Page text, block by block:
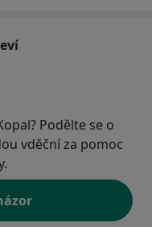
Podělte se o
vděční za pomoc